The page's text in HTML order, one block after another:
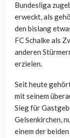
Bundesliga
erweckt, als
den bislang
FC Schalke als
anderen
erzielen.
Seit heute
mit seinem
Sieg für
Gelsenkirchen,
einem der